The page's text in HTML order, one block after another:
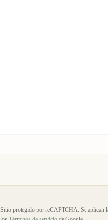
Sitio protegido por reCAPTCHA. Se aplican